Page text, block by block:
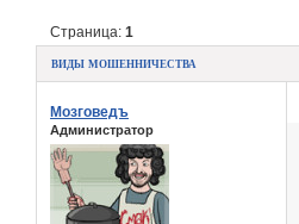
виды мошенничества
Страница:1
Мозговедъ
Администратор